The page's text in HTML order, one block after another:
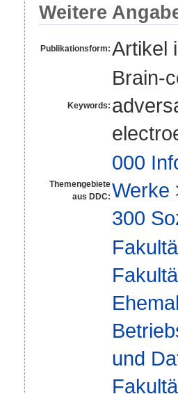
Weitere
Publikationsform: Artikel
Keywords:
Brain-
Themengebiete
aus DDC:
000
Werke
300
und